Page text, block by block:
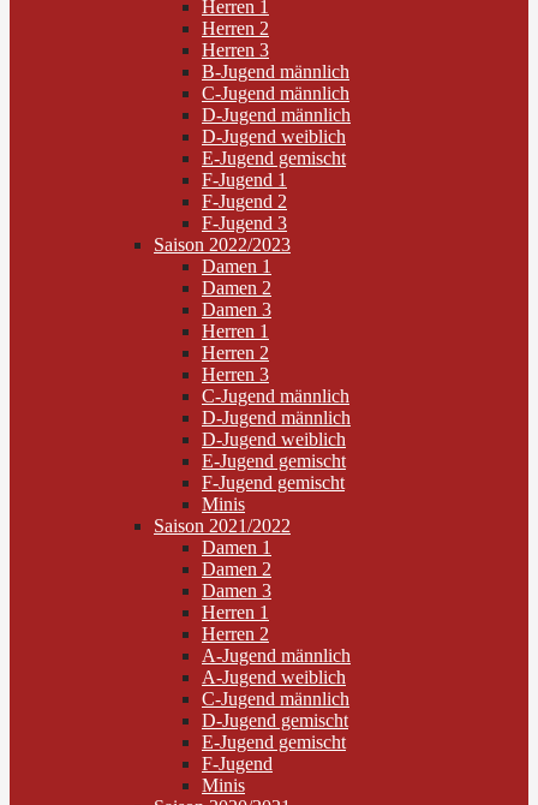
Herren 1
Herren 2
Herren 3
B-Jugend männlich
C-Jugend männlich
D-Jugend männlich
D-Jugend weiblich
E-Jugend gemischt
F-Jugend 1
F-Jugend 2
F-Jugend 3
Saison 2022/2023
Damen 1
Damen 2
Damen 3
Herren 1
Herren 2
Herren 3
C-Jugend männlich
D-Jugend männlich
D-Jugend weiblich
E-Jugend gemischt
F-Jugend gemischt
Minis
Saison 2021/2022
Damen 1
Damen 2
Damen 3
Herren 1
Herren 2
A-Jugend männlich
A-Jugend weiblich
C-Jugend männlich
D-Jugend gemischt
E-Jugend gemischt
F-Jugend
Minis